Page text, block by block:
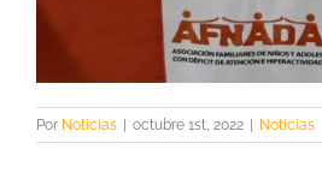
Por Noticias octubre 1st, 2022 Noticias